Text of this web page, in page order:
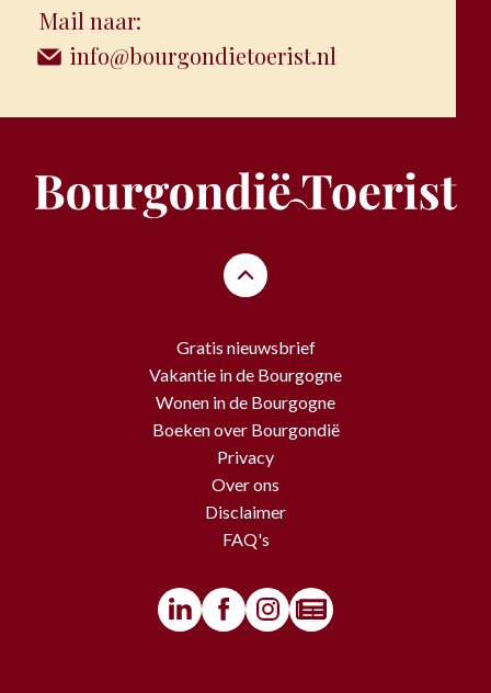
Mail naar:
info@bourgondietoerist.nl
Gratis nieuwsbrief
Vakantie in de Bourgogne
Wonen in de Bourgogne
Boeken over Bourgondië
Privacy
Over ons
Disclaimer
FAQ's